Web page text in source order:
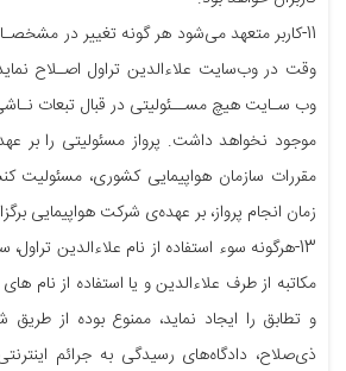
11-کاربر متعهد می‌شود هر گونه تغییر در
وقت در وب‌سایت علاءالدین تراول اصـلاح
وب ‌سـایت هیچ مســئولیتی در قبال تبعات
موجود نخواهد داشت. پرواز مسئولیتی را بر
مقررات سازمان هواپیمایی کشوری، مسئولیت
زمان انجام پرواز، بر عهده‌ی شرکت هواپیمایی
13-هرگونه سوء استفاده از نام علاءالدین تراول،
مکاتبه از طرف علاءالدین و یا استفاده از نام
و تطابق را ایجاد نماید، ممنوع بوده از
ذی‌صلاح، دادگاه‌های رسیدگی به جرائم